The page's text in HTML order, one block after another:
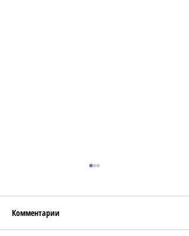
Комментарии